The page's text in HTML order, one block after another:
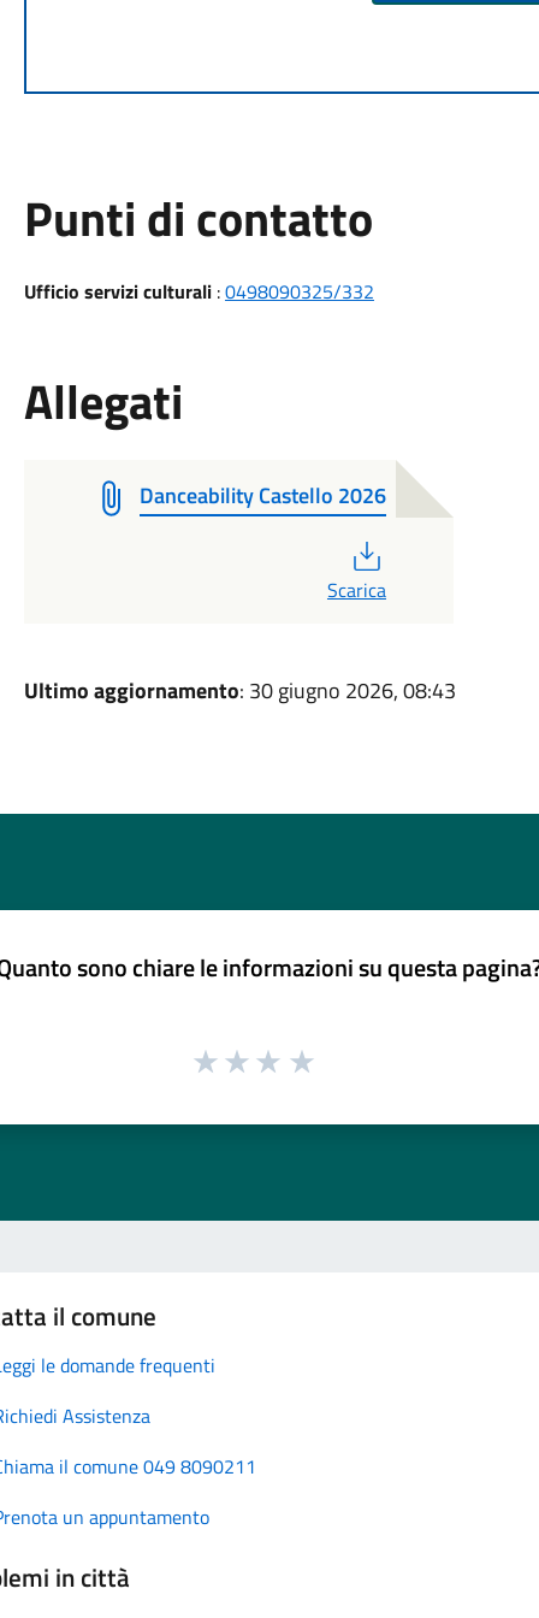
Punti di contatto
Ufficio servizi culturali :0498090325/332
Allegati
Danceability Castello 2026
Scarica
Ultimo aggiornamento: 30 giugno 2026, 08:43
sono chiare le informazioni su questa
il comune
le domande frequenti
Assistenza
il comune 049 8090211
un appuntamento
in città